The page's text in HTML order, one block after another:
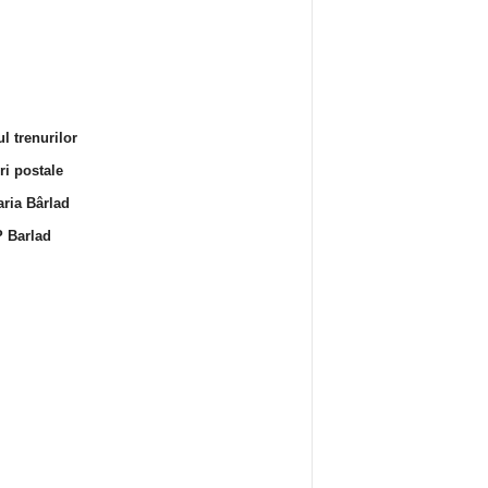
trenurilor
postale
Bârlad
Barlad